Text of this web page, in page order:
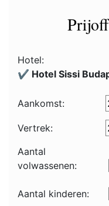
Hotel:
✔️ Hotel Sissi
Aankomst:
Vertrek:
Aantal
volwassenen:
Aantal kinderen: